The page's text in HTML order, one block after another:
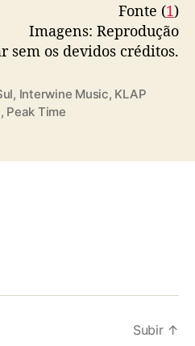
Fonte (1)
Imagens: Reprodução
sem os devidos créditos.
, Interwine Music, KLAP
, Peak Time
Subir ↑